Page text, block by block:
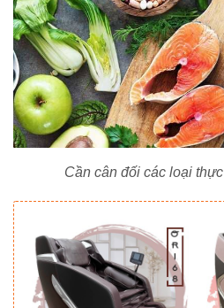
Cần cân đối các loại